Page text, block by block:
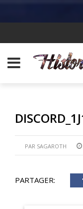
PAR SAGAROTH
PARTAGER: